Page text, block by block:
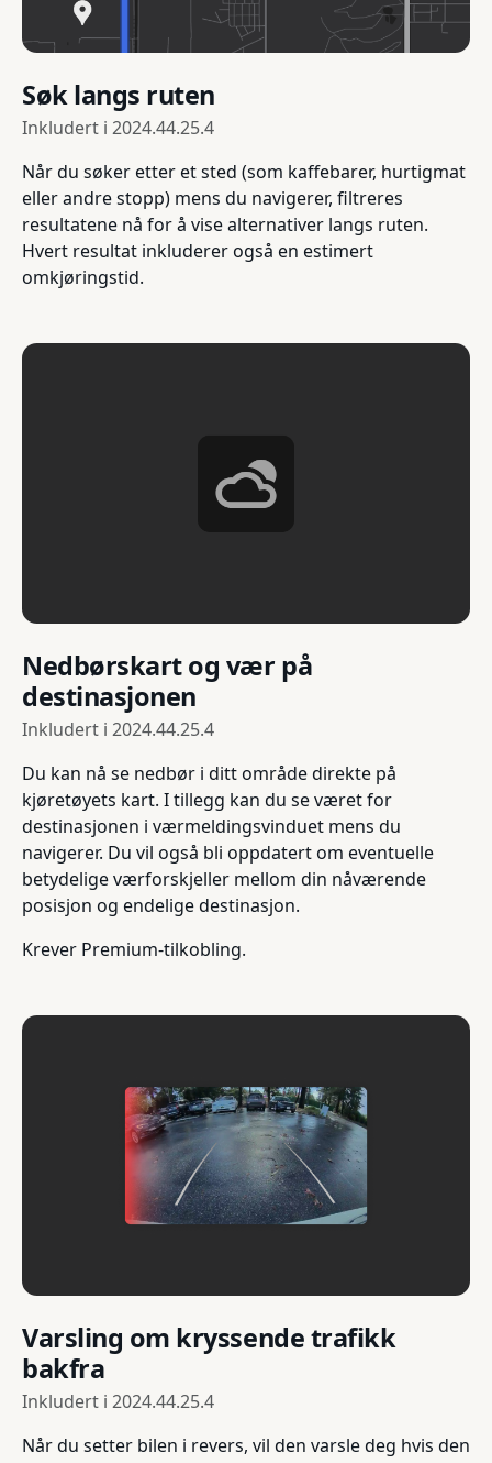
Søk langs ruten
Inkludert i 2024.44.25.4
Når du søker etter et sted (som kaffebarer, hurtigmat
eller andre stopp) mens du navigerer, filtreres
resultatene nå for å vise alternativer langs ruten.
Hvert resultat inkluderer også en estimert
omkjøringstid.
Nedbørskart og vær på
destinasjonen
Inkludert i 2024.44.25.4
Du kan nå se nedbør i ditt område direkte på
kjøretøyets kart. I tillegg kan du se været for
destinasjonen i værmeldingsvinduet mens du
navigerer. Du vil også bli oppdatert om eventuelle
betydelige værforskjeller mellom din nåværende
posisjon og endelige destinasjon.
Krever Premium-tilkobling.
Varsling om kryssende trafikk
bakfra
Inkludert i 2024.44.25.4
Når du setter bilen i revers, vil den varsle deg hvis den